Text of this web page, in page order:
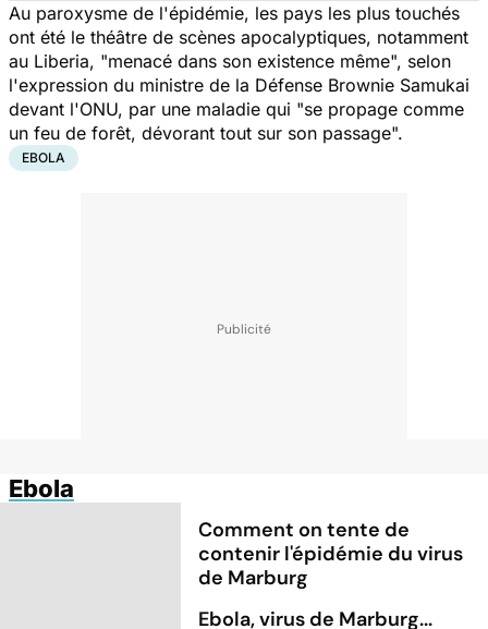
Au paroxysme de l'épidémie, les pays les plus touchés
ont été le théâtre de scènes apocalyptiques, notamment
au Liberia, "menacé dans son existence même", selon
l'expression du ministre de la Défense Brownie Samukai
devant l'ONU, par une maladie qui "se propage comme
un feu de forêt, dévorant tout sur son passage".
EBOLA
Ebola
Comment on tente de
contenir l'épidémie du virus
de Marburg
Ebola, virus de Marburg...